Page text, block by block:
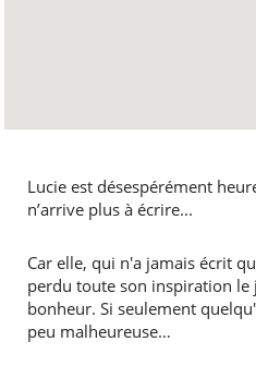
Lucie est désespérément
n’arrive plus à écrire...
Car elle, qui n'a jamais écrit
perdu toute son inspiration
bonheur. Si seulement
peu malheureuse…